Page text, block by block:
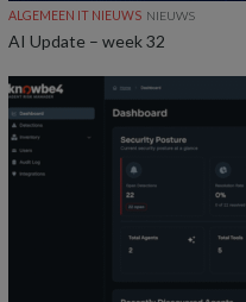
ALGEMEEN IT NIEUWS NIEUWS
AI Update – week 32